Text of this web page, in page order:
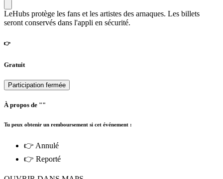
LeHubs protège les fans et les artistes des arnaques. Les billets
seront conservés dans l'appli en sécurité.
👉
Gratuit
Participation fermée
À propos de ""
Tu peux obtenir un remboursement si cet événement :
👉 Annulé
👉 Reporté